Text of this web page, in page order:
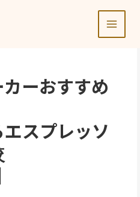
ーおすすめ
スプレッソ